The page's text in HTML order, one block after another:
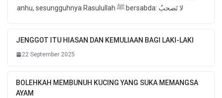
anhu, sesungguhnya Rasulullah ﷺ bersabda: لا تَصحبُ
JENGGOT ITU HIASAN DAN KEMULIAAN BAGI LAKI-LAKI
22 September 2025
BOLEHKAH MEMBUNUH KUCING YANG SUKA MEMANGSA
AYAM